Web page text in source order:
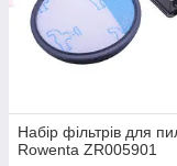
Набір фільтрів для
Rowenta ZR005901